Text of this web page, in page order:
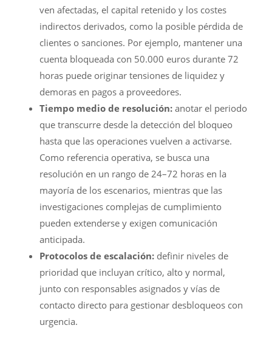
ven afectadas, el capital retenido y los costes
indirectos derivados, como la posible pérdida de
clientes o sanciones. Por ejemplo, mantener una
cuenta bloqueada con 50.000 euros durante 72
horas puede originar tensiones de liquidez y
demoras en pagos a proveedores.
Tiempo medio de resolución: anotar el periodo
que transcurre desde la detección del bloqueo
hasta que las operaciones vuelven a activarse.
Como referencia operativa, se busca una
resolución en un rango de 24–72 horas en la
mayoría de los escenarios, mientras que las
investigaciones complejas de cumplimiento
pueden extenderse y exigen comunicación
anticipada.
Protocolos de escalación: definir niveles de
prioridad que incluyan crítico, alto y normal,
junto con responsables asignados y vías de
contacto directo para gestionar desbloqueos con
urgencia.